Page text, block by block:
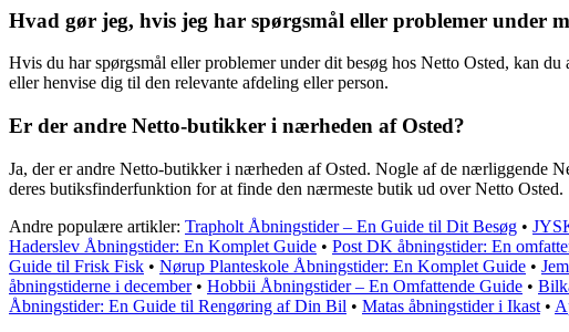
Hvad gør jeg, hvis jeg har spørgsmål eller problemer under
Hvis du har spørgsmål eller problemer under dit besøg hos Netto Osted, kan
eller henvise dig til den relevante afdeling eller person.
Er der andre Netto-butikker i nærheden af Osted?
Ja, der er andre Netto-butikker i nærheden af Osted. Nogle af de nærliggende
deres butiksfinderfunktion for at finde den nærmeste butik ud over Netto Osted.
Andre populære artikler: Trapholt Åbningstider – En Guide til Dit Besøg •
Haderslev Åbningstider: En Komplet Guide • Post DK åbningstider: En
Guide til Frisk Fisk • Nørup Planteskole Åbningstider: En Komplet Guide •
åbningstiderne i december• Hobbii Åbningstider – En Omfattende Guide •
Åbningstider: En Guide til Rengøring af Din Bil • Matas åbningstider i Ikast •